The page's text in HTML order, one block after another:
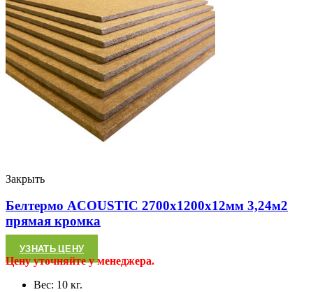
Закрыть
Белтермо ACOUSTIC 2700х1200х12мм 3,24м2
прямая кромка
УЗНАТЬ ЦЕНУ
Цену уточняйте у менеджера.
Вес: 10 кг.